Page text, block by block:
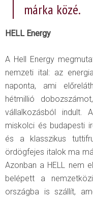
márka közé.
HELL Energy
A Hell Energy
nemzeti ital: az
naponta, ami
hétmillió
vállalkozásból indult.
miskolci és budapesti
és a klasszikus
ördögfejes italok ma
Azonban a HELL nem
belépett a
országba is szállít,